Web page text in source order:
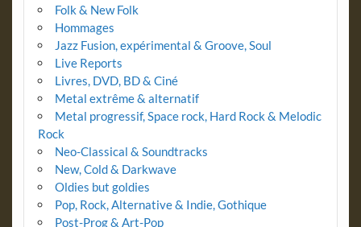
Folk & New Folk
Hommages
Jazz Fusion, expérimental & Groove, Soul
Live Reports
Livres, DVD, BD & Ciné
Metal extrême & alternatif
Metal progressif, Space rock, Hard Rock & Melodic
Rock
Neo-Classical & Soundtracks
New, Cold & Darkwave
Oldies but goldies
Pop, Rock, Alternative & Indie, Gothique
Post-Prog & Art-Pop